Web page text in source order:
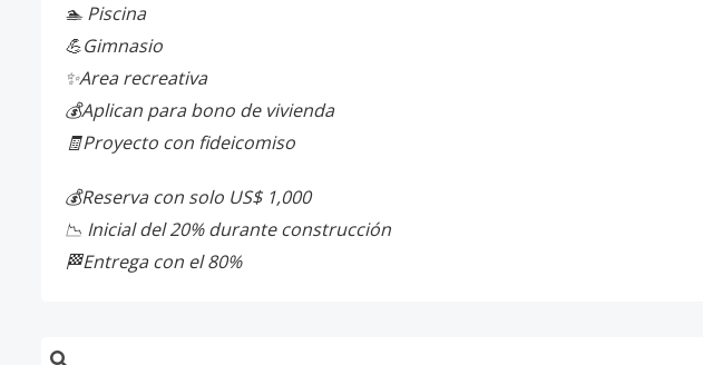
🏊 Piscina
💪Gimnasio
✨Area recreativa
💰Aplican para bono de vivienda
🧾Proyecto con fideicomiso
💰Reserva con solo US$ 1,000
📉 Inicial del 20% durante construcción
🏁Entrega con el 80%